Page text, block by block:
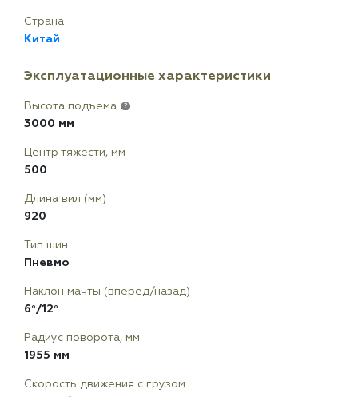
Страна
Китай
Эксплуатационные характеристики
Высота подъема ?
3000 мм
Центр тяжести, мм
500
Длина вил (мм)
920
Тип шин
Пневмо
Наклон мачты (вперед/назад)
6°/12°
Радиус поворота, мм
1955 мм
Скорость движения с грузом